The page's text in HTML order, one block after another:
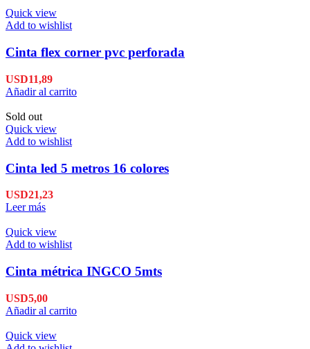
Quick view
Add to wishlist
Cinta flex corner pvc perforada
USD11,89
Añadir al carrito
Sold out
Quick view
Add to wishlist
Cinta led 5 metros 16 colores
USD21,23
Leer más
Quick view
Add to wishlist
Cinta métrica INGCO 5mts
USD5,00
Añadir al carrito
Quick view